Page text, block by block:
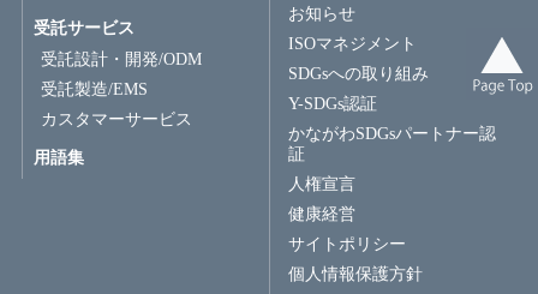
受託サービス
受託設計・開発/ODM
受託製造/EMS
カスタマーサービス
用語集
お知らせ
ISOマネジメント
SDGsへの取り組み
Y-SDGs認証
かながわSDGsパートナー認
証
人権宣言
健康経営
サイトポリシー
個人情報保護方針